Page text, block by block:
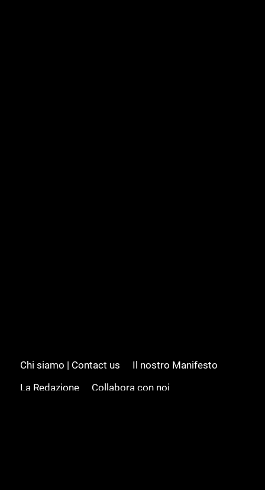
Chi siamo | Contact us
Il nostro Manifesto
La Redazione
Collabora con noi